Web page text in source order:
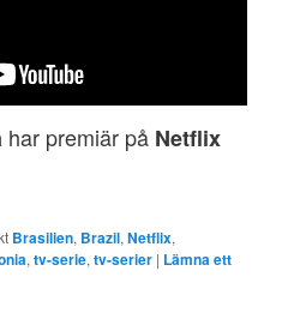
har premiär på Netflix
Brasilien, Brazil,Netflix,
,tv-serie,tv-serier | Lämna ett